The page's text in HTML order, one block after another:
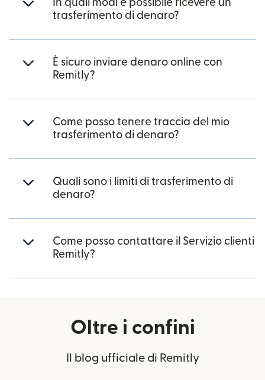
In quali modi è possibile ricevere un
trasferimento di denaro?
È sicuro inviare denaro online con
Remitly?
Come posso tenere traccia del mio
trasferimento di denaro?
Quali sono i limiti di trasferimento di
denaro?
Come posso contattare il Servizio clienti
Remitly?
Oltre i confini
Il blog ufficiale di Remitly